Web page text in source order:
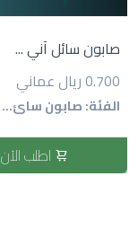
سائل غسل الصحون...
0.550 ريال عماني
الفئة: سائل غسل ...
اطلب الآن